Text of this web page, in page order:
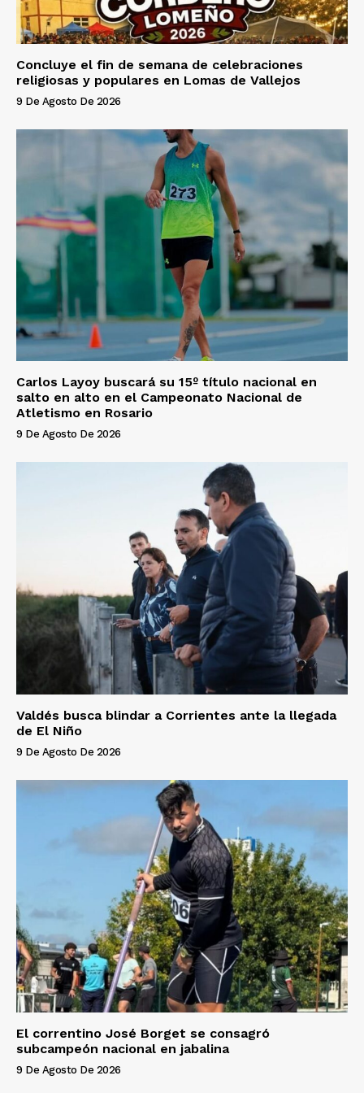
Concluye el fin de semana de celebraciones
religiosas y populares en Lomas de Vallejos
9 De Agosto De 2026
Carlos Layoy buscará su 15º título nacional en
salto en alto en el Campeonato Nacional de
Atletismo en Rosario
9 De Agosto De 2026
Valdés busca blindar a Corrientes ante la llegada
de El Niño
9 De Agosto De 2026
El correntino José Borget se consagró
subcampeón nacional en jabalina
9 De Agosto De 2026